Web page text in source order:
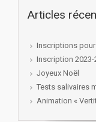
Articles
Inscriptions
Inscription 2023-
Joyeux Noël
Tests salivaires
Animation «